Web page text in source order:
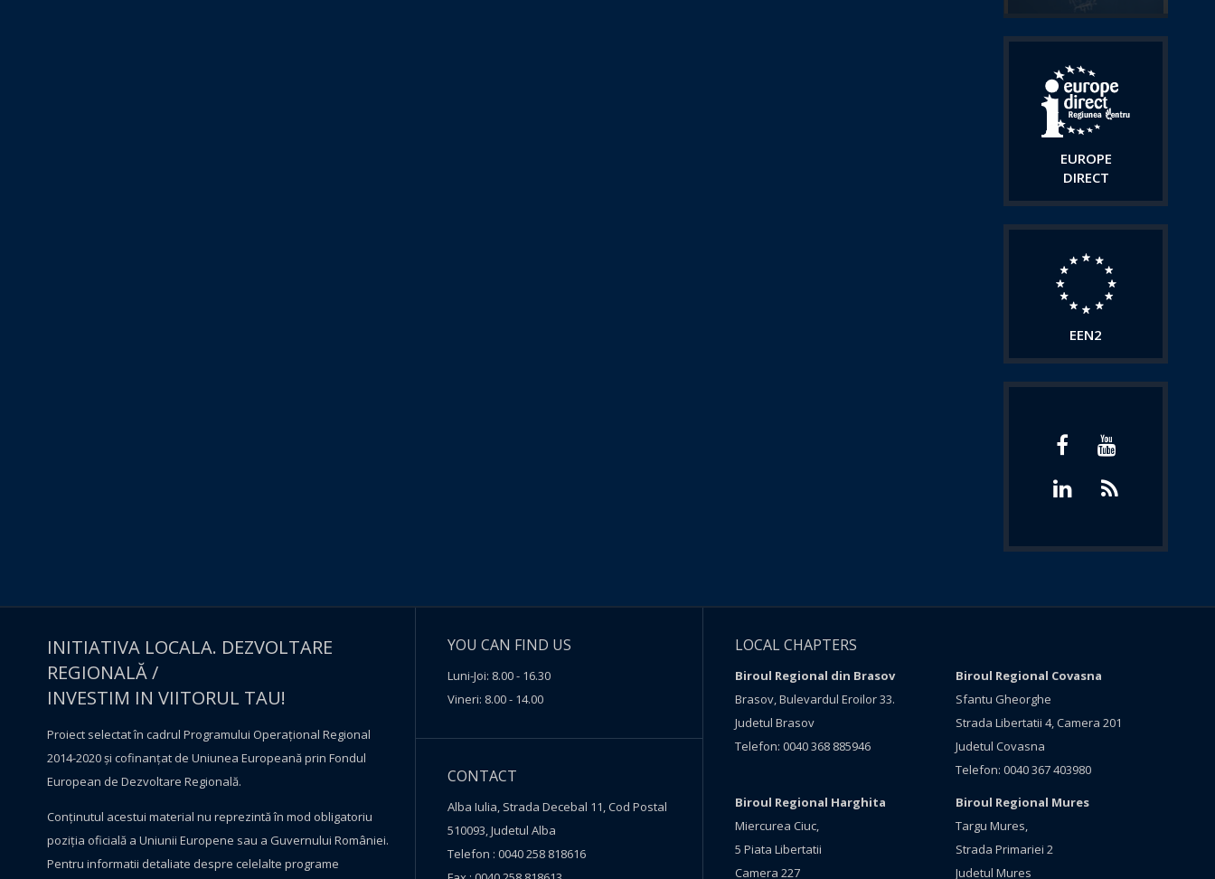
EUROPE
DIRECT
EEN2
INITIATIVA LOCALA. DEZVOLTARE
REGIONALĂ /
INVESTIM IN VIITORUL TAU!
Proiect selectat în cadrul Programului Operațional Regional
2014-2020 și cofinanțat de Uniunea Europeană prin Fondul
European de Dezvoltare Regională.
Conţinutul acestui material nu reprezintă în mod obligatoriu
poziţia oficială a Uniunii Europene sau a Guvernului României.
Pentru informatii detaliate despre celelalte programe
YOU CAN FIND US
Luni-Joi: 8.00 - 16.30
Vineri: 8.00 - 14.00
CONTACT
Alba Iulia, Strada Decebal 11, Cod Postal
510093, Judetul Alba
Telefon : 0040 258 818616
LOCAL CHAPTERS
Biroul Regional din Brasov
Brasov, Bulevardul Eroilor 33.
Judetul Brasov
Telefon: 0040 368 885946
Biroul Regional Covasna
Sfantu Gheorghe
Strada Libertatii 4, Camera 201
Judetul Covasna
Telefon: 0040 367 403980
Biroul Regional Harghita
Miercurea Ciuc,
5 Piata Libertatii
Camera 227
Biroul Regional Mures
Targu Mures,
Strada Primariei 2
Judetul Mures